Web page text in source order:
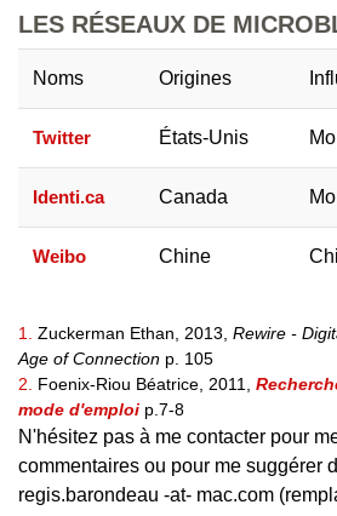
LES RÉSEAUX DE
Noms Origines
Twitter États-Unis
Identi.ca Canada
Weibo Chine
1 Zuckerman Ethan, 2013, Rewire -
Age of Connection p. 105
2
Foenix-Riou Béatrice, 2011,
mode d'emploi p.7-8
N'hésitez pas à me contacter pour
commentaires ou pour me suggérer
regis.barondeau -at- mac.com